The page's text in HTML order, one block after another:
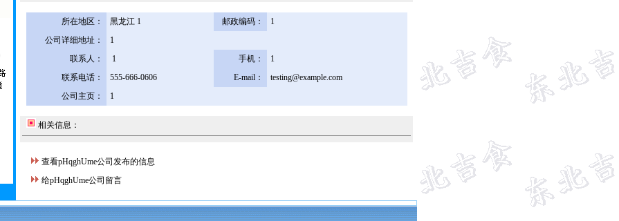
所在地区： 黑龙江 1 邮政编码：
1
公司详细地址：
1
联系人：
1 手机：
1
联系电话：
555-666-0606 E-mail：
testing@example.com
公司主页：
1
相关信息：
查看pHqghUme公司发布的信息
给pHqghUme公司留言